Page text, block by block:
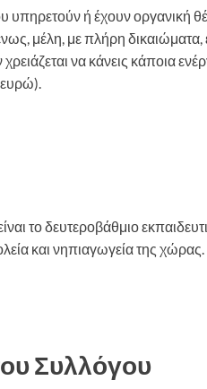
υπηρετούν ή έχουν
μέλη, με πλήρη δικαιώματα,
να κάνεις κάποια
το δευτεροβάθμιο
και νηπιαγωγεία της χώρας.
Συλλόγου